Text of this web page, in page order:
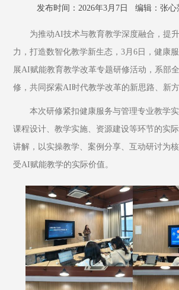
发布时间：2026年3月7日 编辑：张心
为推动AI技术与教育教学深度融合，提
力，打造数智化教学新生态，3月6日，健康
展AI赋能教育教学改革专题研修活动，系部
修，共同探索AI时代教学改革的新思路、新方
本次研修紧扣健康服务与管理专业教学
课程设计、教学实施、资源建设等环节的实
讲解，以实操教学、案例分享、互动研讨为
受AI赋能教学的实际价值。